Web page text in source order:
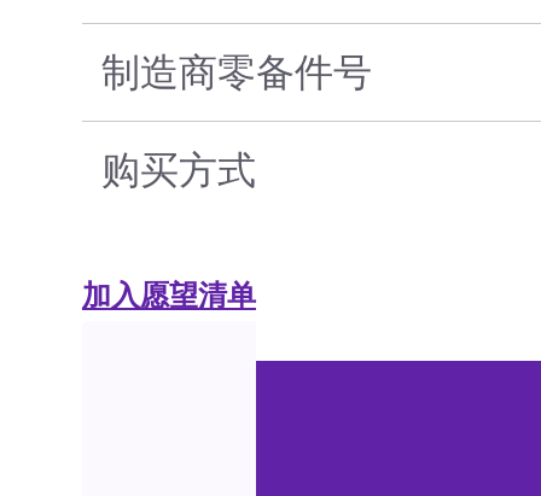
制造商零备件号
购买方式
加入愿望清单